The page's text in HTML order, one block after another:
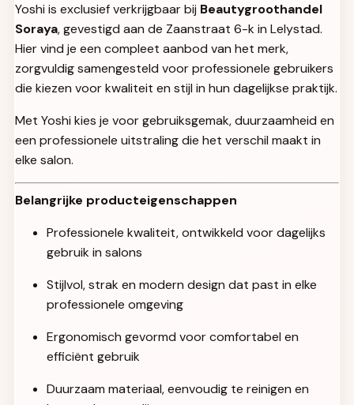
Yoshi is exclusief verkrijgbaar bij Beautygroothandel
Soraya, gevestigd aan de Zaanstraat 6-k in Lelystad.
Hier vind je een compleet aanbod van het merk,
zorgvuldig samengesteld voor professionele gebruikers
die kiezen voor kwaliteit en stijl in hun dagelijkse praktijk.
Met Yoshi kies je voor gebruiksgemak, duurzaamheid en
een professionele uitstraling die het verschil maakt in
elke salon.
Belangrijke producteigenschappen
Professionele kwaliteit, ontwikkeld voor dagelijks
gebruik in salons
Stijlvol, strak en modern design dat past in elke
professionele omgeving
Ergonomisch gevormd voor comfortabel en
efficiënt gebruik
Duurzaam materiaal, eenvoudig te reinigen en